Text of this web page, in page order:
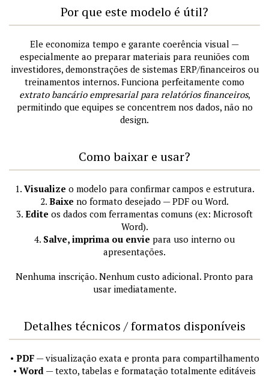
Por que este modelo é útil?
Ele economiza tempo e garante coerência visual —
especialmente ao preparar materiais para reuniões com
investidores, demonstrações de sistemas ERP/financeiros ou
treinamentos internos. Funciona perfeitamente como
extrato bancário empresarial para relatórios financeiros,
permitindo que equipes se concentrem nos dados, não no
design.
Como baixar e usar?
1. Visualize o modelo para confirmar campos e estrutura.
2. Baixe no formato desejado — PDF ou Word.
3. Edite os dados com ferramentas comuns (ex: Microsoft
Word).
4. Salve, imprima ou envie para uso interno ou
apresentações.
Nenhuma inscrição. Nenhum custo adicional. Pronto para
usar imediatamente.
Detalhes técnicos / formatos disponíveis
• PDF— visualização exata e pronta para compartilhamento
• Word — texto, tabelas e formatação totalmente editáveis